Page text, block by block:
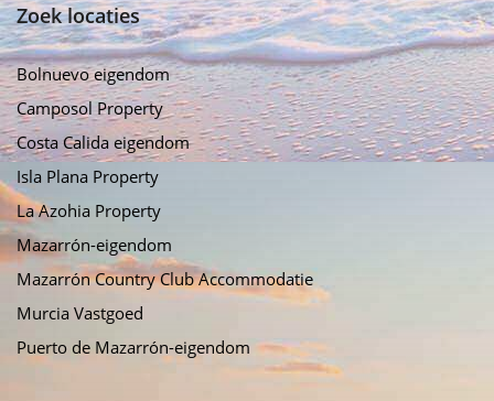
Zoek locaties
Bolnuevo eigendom
Camposol Property
Costa Calida eigendom
Isla Plana Property
La Azohia Property
Mazarrón-eigendom
Mazarrón Country Club Accommodatie
Murcia Vastgoed
Puerto de Mazarrón-eigendom